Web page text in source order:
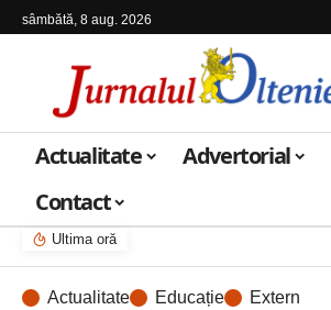
sâmbătă, 8 aug. 2026
Actualitate Advertorial
Contact
Ultima oră
Actualitate Educație Extern